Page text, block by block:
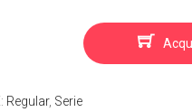
: Regular, Serie